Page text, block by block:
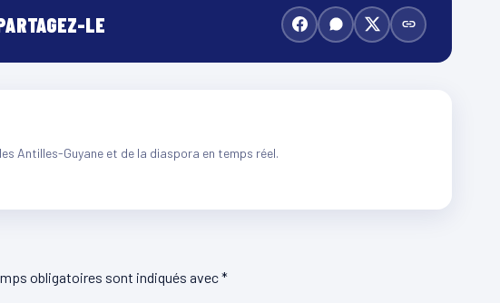
LE
Antilles-Guyane et de la diaspora en temps réel.
obligatoires sont indiqués avec*